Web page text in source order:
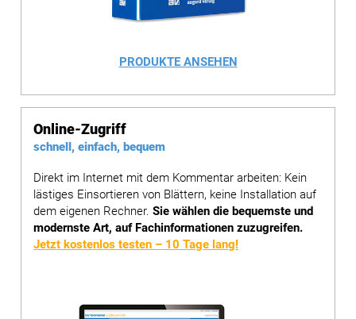
PRODUKTE ANSEHEN
Online-Zugriff
schnell, einfach, bequem
Direkt im Internet mit dem Kommentar arbeiten: Kein
lästiges Einsortieren von Blättern, keine Installation auf
dem eigenen Rechner.Sie wählen die bequemste und
modernste Art, auf Fachinformationen zuzugreifen.
Jetzt kostenlos testen – 10 Tage lang!